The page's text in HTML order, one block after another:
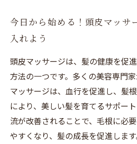
今日から始める！頭皮マッサ
入れよう
頭皮マッサージは、髪の健康を促
方法の一つです。多くの美容専門
マッサージは、血行を促進し、髪
により、美しい髪を育てるサポー
流が改善されることで、毛根に必
やすくなり、髪の成長を促進しま